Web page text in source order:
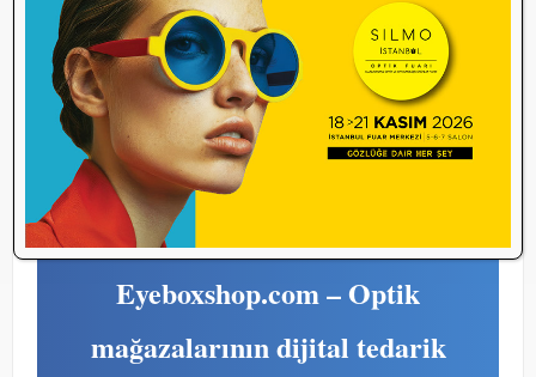
alma modeliyle optik sektörünün güvenilir B2B tedarik
platformlarından biri olmayı hedefliyor.
Türkiye'nin dört bir yanındaki optik mağazaları, ihtiyaç
duydukları ürünlere günün her saatinde kolayca ulaşabilir,
siparişlerini dakikalar içinde oluşturabilir ve sektörün önde
gelen markalarını avantajlı koşullarla stoklarına katabilir.
Eyeboxshop.com– Optik
mağazalarının dijital tedarik